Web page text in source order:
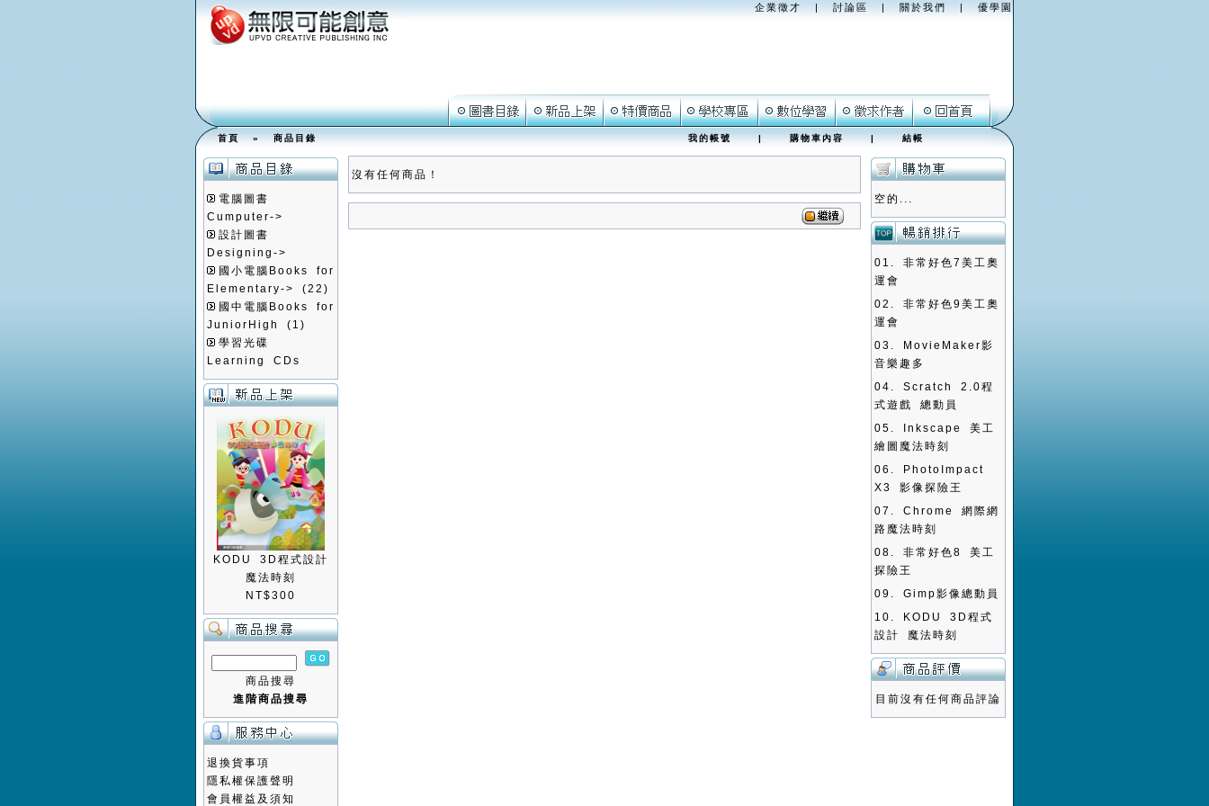
企業徵才 | 討論區 | 關於我們 | 優學園
首頁»商品目錄 我的帳號|購物車內容|結帳
電腦圖書
Cumputer->
設計圖書
Designing->
國小電腦Books for
Elementary->
(22)
國中電腦Books for
JuniorHigh
(1)
學習光碟
Learning CDs
KODU 3D程式設計
魔法時刻
NT$300
商品搜尋
進階商品搜尋
退換貨事項
隱私權保護聲明
會員權益及須知
沒有任何商品！
空的...
01. 非常好色7美工奧
運會
02. 非常好色9美工奧
運會
03.
MovieMaker影
音樂趣多
04. Scratch 2.0程
式遊戲 總動員
05.
Inkscape 美工
繪圖魔法時刻
06.
PhotoImpact
X3 影像探險王
07. Chrome 網際網
路魔法時刻
08. 非常好色8 美工
探險王
09. Gimp影像總動員
10.
KODU 3D程式
設計 魔法時刻
目前沒有任何商品評論